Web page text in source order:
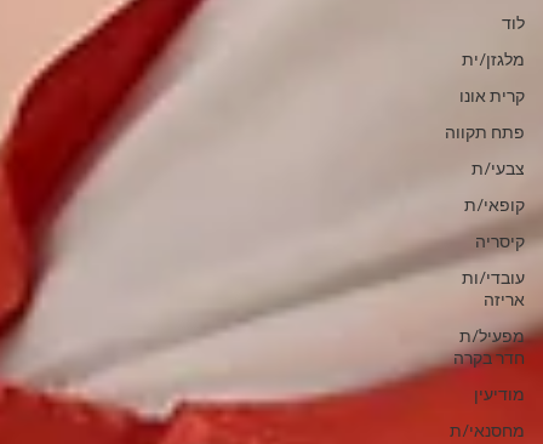
לוד
מלגזן/ית
קרית אונו
פתח תקווה
צבעי/ת
קופאי/ת
קיסריה
עובדי/ות
אריזה
מפעיל/ת
חדר בקרה
מודיעין
מחסנאי/ת